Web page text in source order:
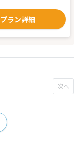
プラン詳細